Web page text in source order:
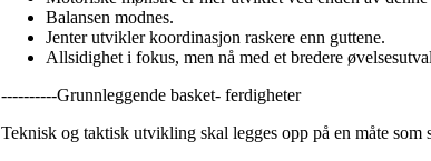
Balansen modnes.
Jenter utvikler koordinasjon raskere enn guttene.
Allsidighet i fokus, men nå med et bredere
----------Grunnleggende basket- ferdigheter
Teknisk og taktisk utvikling skal legges opp på en måte